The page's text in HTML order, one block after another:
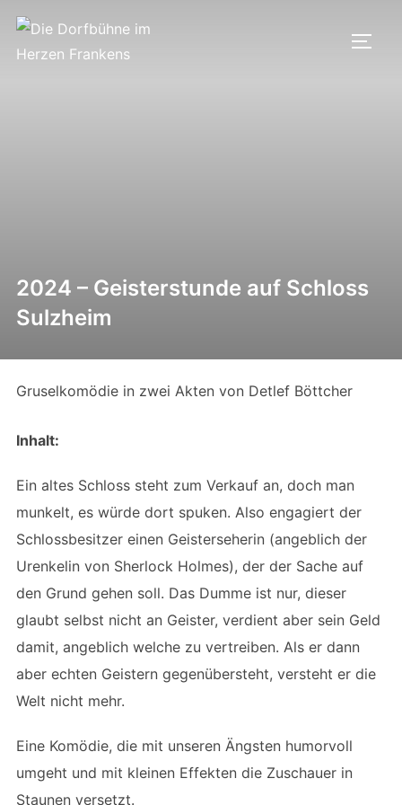
Zum
Inhalt
springen
2024 – Geisterstunde auf Schloss
Sulzheim
Gruselkomödie in zwei Akten von Detlef Böttcher
Inhalt:
Ein altes Schloss steht zum Verkauf an, doch man
munkelt, es würde dort spuken. Also engagiert der
Schlossbesitzer einen Geisterseherin (angeblich der
Urenkelin von Sherlock Holmes), der der Sache auf
den Grund gehen soll. Das Dumme ist nur, dieser
glaubt selbst nicht an Geister, verdient aber sein Geld
damit, angeblich welche zu vertreiben. Als er dann
aber echten Geistern gegenübersteht, versteht er die
Welt nicht mehr.
Eine Komödie, die mit unseren Ängsten humorvoll
umgeht und mit kleinen Effekten die Zuschauer in
Staunen versetzt.